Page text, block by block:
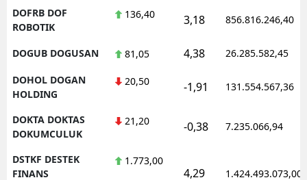
DOFRB DOF
ROBOTIK
136,40 3,18 856.816.246,40
DOGUB DOGUSAN 81,05 4,38 26.285.582,45
DOHOL DOGAN
HOLDING
20,50 -1,91 131.554.567,36
DOKTA DOKTAS
DOKUMCULUK
21,20 -0,38 7.235.066,94
DSTKF DESTEK
FINANS
1.773,00
4,29 1.424.493.073,00